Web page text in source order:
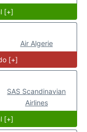
[+]
Air Algerie
[+]
SAS Scandinavian
Airlines
[+]